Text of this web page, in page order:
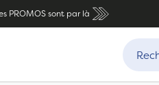
PROMOS sont par là